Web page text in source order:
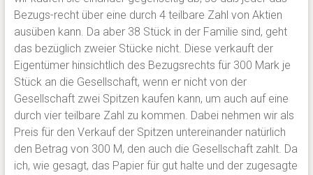
Bezugs-recht über eine durch 4 teilbare Zahl von Aktien
ausüben kann. Da aber 38 Stück in der Familie sind, geht
das bezüglich zweier Stücke nicht. Diese verkauft der
Eigentümer hinsichtlich des Bezugsrechts für 300 Mark je
Stück an die Gesellschaft, wenn er nicht von der
Gesellschaft zwei Spitzen kaufen kann, um auch auf eine
durch vier teilbare Zahl zu kommen. Dabei nehmen wir als
Preis für den Verkauf der Spitzen untereinander natürlich
den Betrag von 300 M, den auch die Gesellschaft zahlt. Da
ich, wie gesagt, das Papier für gut halte und der zugesagte